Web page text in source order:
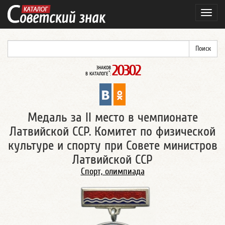
ЗНАКОВ
В КАТАЛОГЕ*: 20302
Медаль за II место в чемпионате
Латвийской ССР. Комитет по физической
культуре и спорту при Совете министров
Латвийской ССР
Спорт, олимпиада